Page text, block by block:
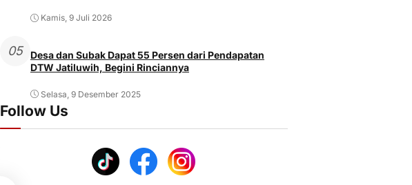
Kuningan 2026
Kamis, 9 Juli 2026
05
Desa dan Subak Dapat 55 Persen dari Pendapatan
DTW Jatiluwih, Begini Rinciannya
Selasa, 9 Desember 2025
Follow Us